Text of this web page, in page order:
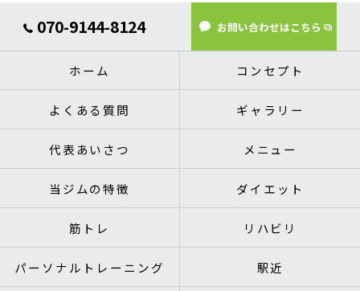
070-9144-8124 お問い合わせはこちら
ホーム コンセプト
よくある質問 ギャラリー
代表あいさつ メニュー
当ジムの特徴 ダイエット
筋トレ リハビリ
パーソナルトレーニング 駅近